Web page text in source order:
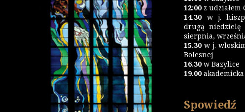
12:00 z udziałem
14.30 w j.
drugą niedzielę
sierpnia,
15.30 w j.
Bolesnej
16.30w Bazylice
19.00akademicka
Spowiedź